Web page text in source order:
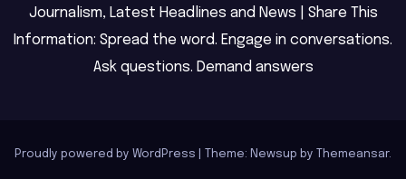
Journalism, Latest Headlines and News | Share This
Information: Spread the word. Engage in conversations.
Ask questions. Demand answers
Proudly powered by WordPress Theme: Newsup by Themeansar.